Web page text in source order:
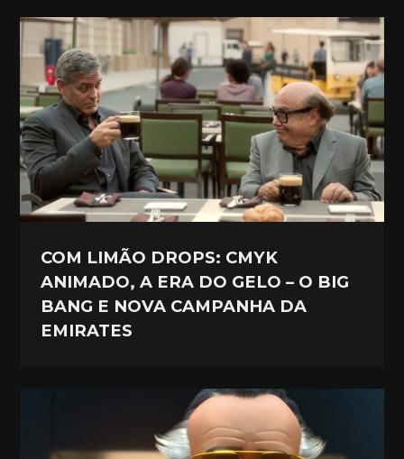
COM LIMÃO DROPS: CMYK
ANIMADO, A ERA DO GELO – O BIG
BANG E NOVA CAMPANHA DA
EMIRATES